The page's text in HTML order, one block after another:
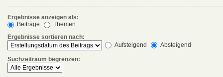
Ergebnisse anzeigen als:
Beiträge
Themen
Ergebnisse sortieren nach:
Aufsteigend
Absteigend
Suchzeitraum begrenzen: